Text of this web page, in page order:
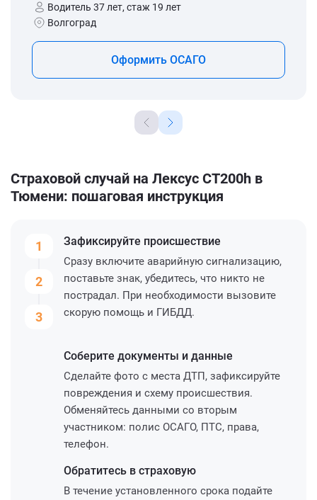
Водитель 37 лет, стаж 19 лет
Волгоград
Оформить ОСАГО
Страховой случай на Лексус CT200h в
Тюмени: пошаговая инструкция
1
2
3
Зафиксируйте происшествие
Сразу включите аварийную сигнализацию,
поставьте знак, убедитесь, что никто не
пострадал. При необходимости вызовите
скорую помощь и ГИБДД.
Соберите документы и данные
Сделайте фото с места ДТП, зафиксируйте
повреждения и схему происшествия.
Обменяйтесь данными со вторым
участником: полис ОСАГО, ПТС, права,
телефон.
Обратитесь в страховую
В течение установленного срока подайте